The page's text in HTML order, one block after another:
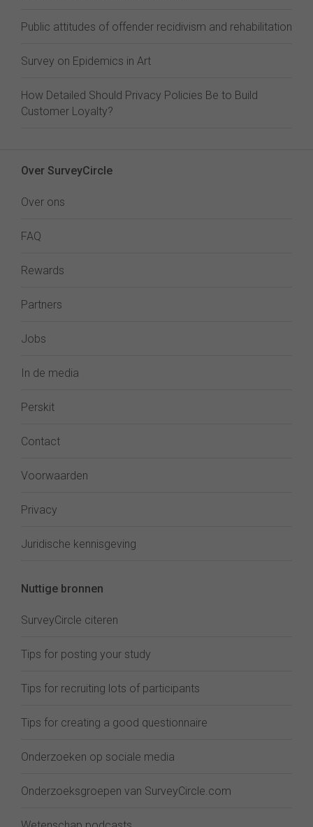
Public attitudes of offender recidivism and rehabilitation
Survey on Epidemics in Art
How Detailed Should Privacy Policies Be to Build
Customer Loyalty?
Over SurveyCircle
Over ons
FAQ
Rewards
Partners
Jobs
In de media
Perskit
Contact
Voorwaarden
Privacy
Juridische kennisgeving
Nuttige bronnen
SurveyCircle citeren
Tips for posting your study
Tips for recruiting lots of participants
Tips for creating a good questionnaire
Onderzoeken op sociale media
Onderzoeksgroepen van SurveyCircle.com